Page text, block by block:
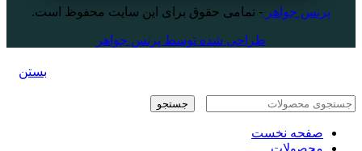
پرنس جواهر - تمامی حقوق برای این سایت محفوظ است.
طراحی شده توسط پرنس جواهر
بستن
جستجو
صفحه نخست